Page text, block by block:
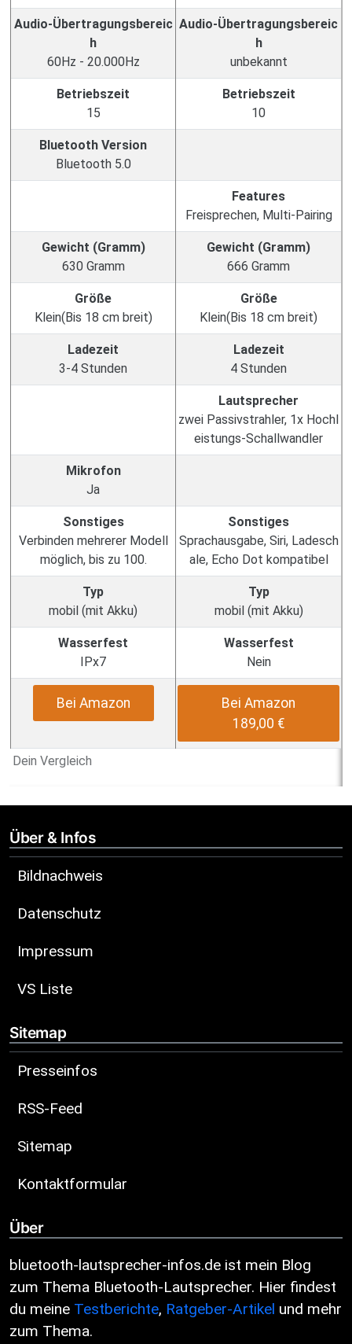
Dein Vergleich
Audio-Übertragungsbereic
h
60Hz - 20.000Hz
Audio-Übertragungsbereic
h
unbekannt
Betriebszeit
15
Betriebszeit
10
Bluetooth Version
Bluetooth 5.0
Features
Freisprechen, Multi-Pairing
Gewicht (Gramm)
630 Gramm
Gewicht (Gramm)
666 Gramm
Größe
Klein(Bis 18 cm breit)
Größe
Klein(Bis 18 cm breit)
Ladezeit
3-4 Stunden
Ladezeit
4 Stunden
Lautsprecher
zwei Passivstrahler, 1x Hochl
eistungs-Schallwandler
Mikrofon
Ja
Sonstiges
Verbinden mehrerer Modell
möglich, bis zu 100.
Sonstiges
Sprachausgabe, Siri, Ladesch
ale, Echo Dot kompatibel
Typ
mobil (mit Akku)
Typ
mobil (mit Akku)
Wasserfest
IPx7
Wasserfest
Nein
Bei Amazon
Bei Amazon
189,00 €
Über & Infos
Bildnachweis
Datenschutz
Impressum
VS Liste
Sitemap
Presseinfos
RSS-Feed
Sitemap
Kontaktformular
Über
bluetooth-lautsprecher-infos.de ist mein Blog
zum Thema Bluetooth-Lautsprecher. Hier findest
du meine Testberichte, Ratgeber-Artikel und mehr
zum Thema.